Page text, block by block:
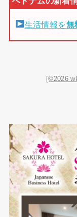
生活情報を無
[©2026